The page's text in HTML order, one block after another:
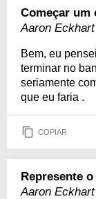
Começar um
Aaron Eckhart
Bem, eu
terminar no
seriamente
que eu faria .
COPIAR
Represente
Aaron Eckhart